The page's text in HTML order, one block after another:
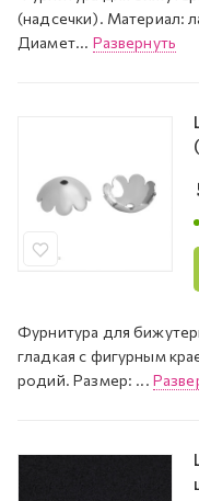
(надсечки). Материал:
Диамет... Развернуть
Фурнитура для
гладкая с фигурным
родий. Размер: ...